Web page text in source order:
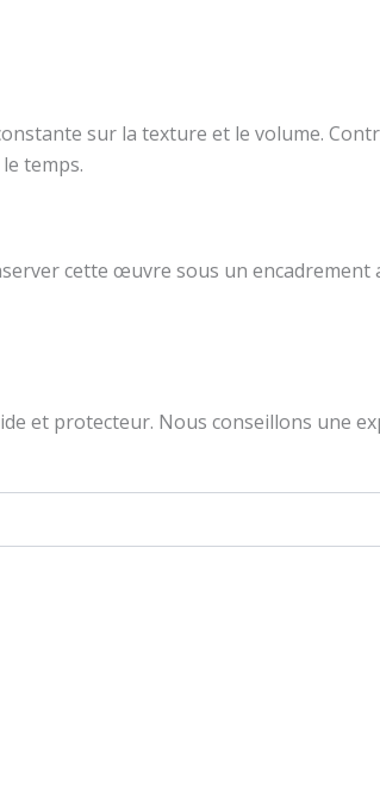
sur la texture et le volume.
temps.
cette œuvre sous un
et protecteur. Nous conseillons une